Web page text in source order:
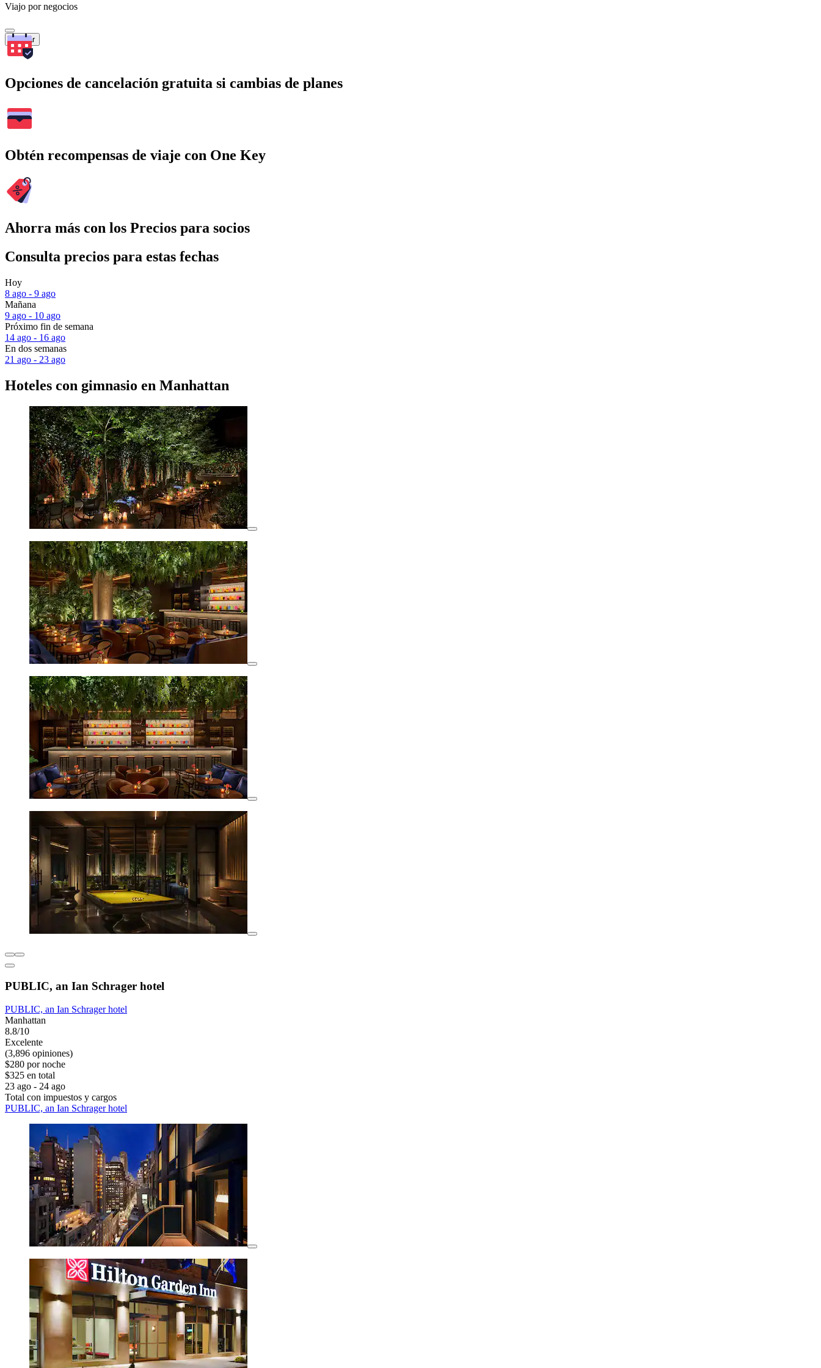
Viajo por negocios
Buscar
Opciones de cancelación gratuita si cambias de planes
Obtén recompensas de viaje con One Key
Ahorra más con los Precios para socios
Consulta precios para estas fechas
Hoy
8 ago - 9 ago
Mañana
9 ago - 10 ago
Próximo fin de semana
14 ago - 16 ago
En dos semanas
21 ago - 23 ago
Hoteles con gimnasio en Manhattan
PUBLIC, an Ian Schrager hotel
PUBLIC, an Ian Schrager hotel
Manhattan
8.8/10
Excelente
(3,896 opiniones)
$280 por noche
$325 en total
23 ago - 24 ago
Total con impuestos y cargos
PUBLIC, an Ian Schrager hotel